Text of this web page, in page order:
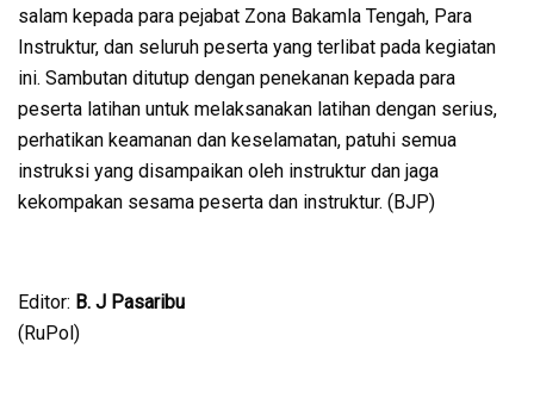
salam kepada para pejabat Zona Bakamla Tengah, Para
Instruktur, dan seluruh peserta yang terlibat pada kegiatan
ini. Sambutan ditutup dengan penekanan kepada para
peserta latihan untuk melaksanakan latihan dengan serius,
perhatikan keamanan dan keselamatan, patuhi semua
instruksi yang disampaikan oleh instruktur dan jaga
kekompakan sesama peserta dan instruktur. (BJP)
Editor: B. J Pasaribu
(RuPol)